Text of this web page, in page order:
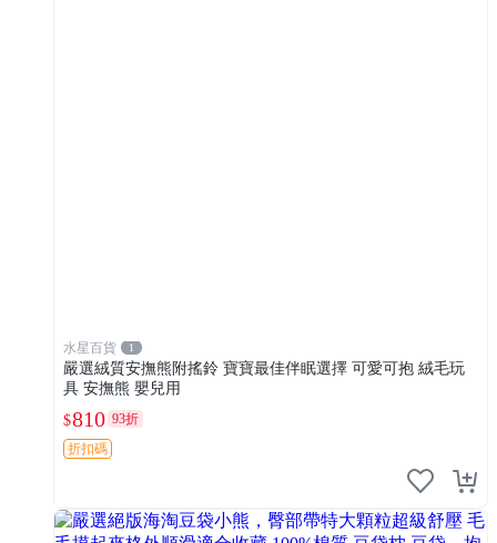
水星百貨 1
嚴選絨質安撫熊附搖鈴 寶寶最佳伴眠選擇 可愛可抱 絨毛玩
具 安撫熊 嬰兒用
$810 93折
折扣碼